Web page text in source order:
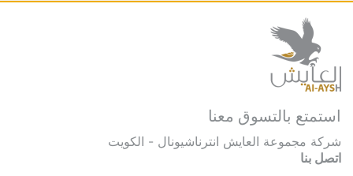
استمتع بالتسوق معنا
شركة مجموعة العايش انترناشيونال - الكويت
اتصل بنا